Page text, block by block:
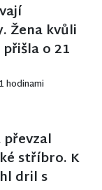
Žena kvůli
o 21
hodinami
převzal
stříbro. K
dril s